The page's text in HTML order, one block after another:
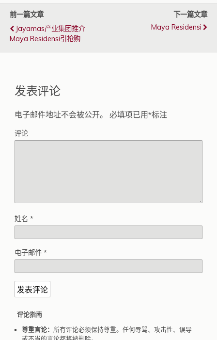
前一篇文章
Jayamas产业集团推介
Maya Residensi引抢购
下一篇文章
Maya Residensi
发表评论
电子邮件地址不会被公开。 必填项已用*标注
评论
姓名 *
电子邮件 *
评论指南
尊重言论： 所有评论必须保持尊重。任何辱骂、攻击性、误导